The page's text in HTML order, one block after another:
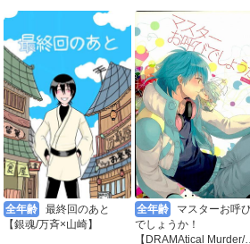
全年齢
【銀魂/万斉×山崎】
全年齢
でしょうか！
【DRAMAtical Murder/ク